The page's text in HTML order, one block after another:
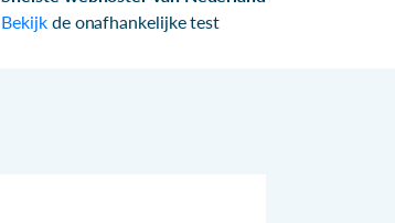
Bekijkde onafhankelijke test